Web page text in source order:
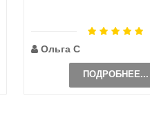
Ольга С
ПОДРОБНЕЕ...